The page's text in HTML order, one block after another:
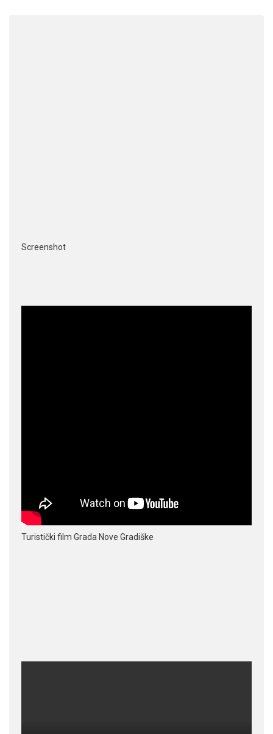
Screenshot
Turistički film Grada Nove Gradiške